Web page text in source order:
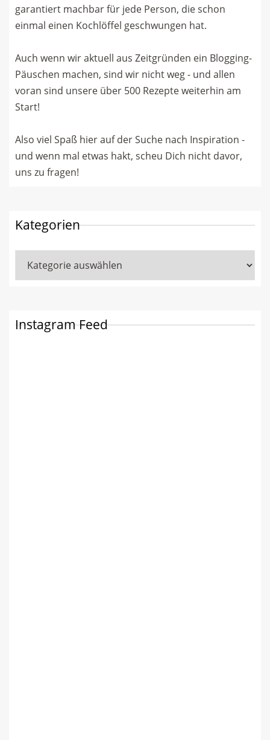
garantiert machbar für jede Person, die schon
einmal einen Kochlöffel geschwungen hat.
Auch wenn wir aktuell aus Zeitgründen ein Blogging-
Päuschen machen, sind wir nicht weg - und allen
voran sind unsere über 500 Rezepte weiterhin am
Start!
Also viel Spaß hier auf der Suche nach Inspiration -
und wenn mal etwas hakt, scheu Dich nicht davor,
uns zu fragen!
Kategorien
Instagram Feed